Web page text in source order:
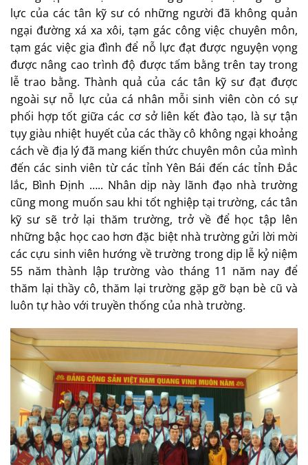
lực của các tân kỹ sư có những người đã không quản
ngại đường xá xa xôi, tạm gác công việc chuyên môn,
tạm gác việc gia đình để nỗ lực đạt được nguyện vọng
được nâng cao trình độ được tấm bằng trên tay trong
lễ trao bằng. Thành quả của các tân kỹ sư đạt được
ngoài sự nỗ lực của cá nhân mỗi sinh viên còn có sự
phối hợp tốt giữa các cơ sở liên kết đào tạo, là sự tận
tụy giàu nhiệt huyết của các thầy cô không ngại khoảng
cách về địa lý đã mang kiến thức chuyên môn của mình
đến các sinh viên từ các tỉnh Yên Bái đến các tỉnh Đắc
lắc, Bình Định ….. Nhân dịp này lãnh đạo nhà trường
cũng mong muốn sau khi tốt nghiệp tại trường, các tân
kỹ sư sẽ trở lại thăm trường, trở về để học tập lên
những bậc học cao hơn đặc biệt nhà trường gửi lời mời
các cựu sinh viên hướng về trường trong dịp lễ kỷ niệm
55 năm thành lập trường vào tháng 11 năm nay để
thăm lại thầy cô, thăm lại trường gặp gỡ bạn bè cũ và
luôn tự hào với truyền thống của nhà trường.